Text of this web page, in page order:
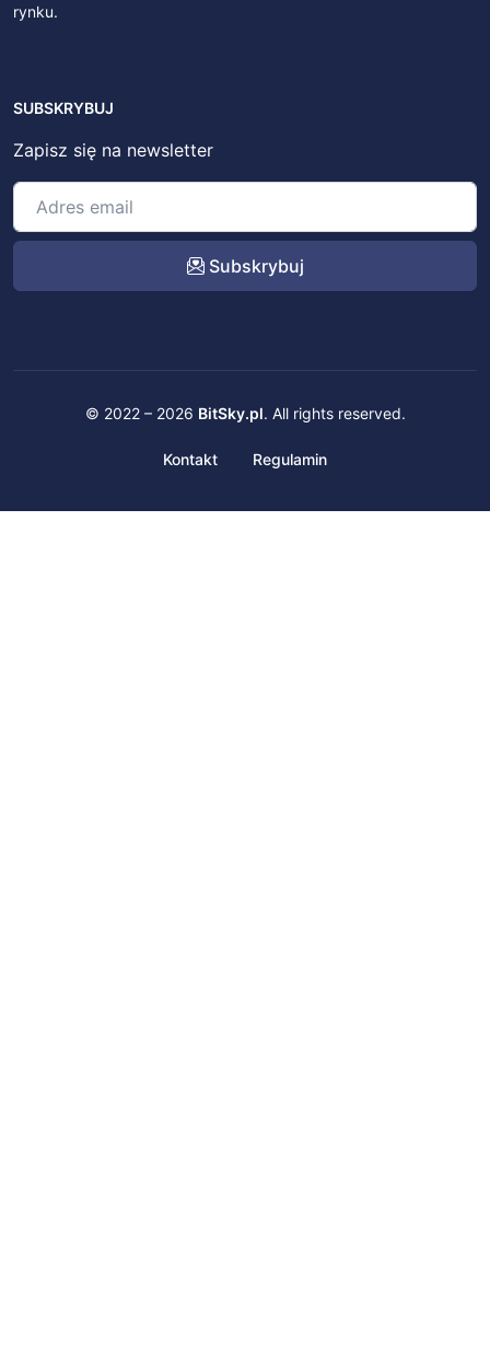
rynku.
SUBSKRYBUJ
Zapisz się na newsletter
Subskrybuj
© 2022 – 2026 BitSky.pl. All rights reserved.
Kontakt Regulamin